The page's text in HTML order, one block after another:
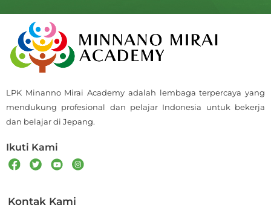
LPK Minanno Mirai Academy adalah lembaga terpercaya yang
mendukung profesional dan pelajar Indonesia untuk bekerja
dan belajar di Jepang.
Ikuti Kami
Kontak Kami